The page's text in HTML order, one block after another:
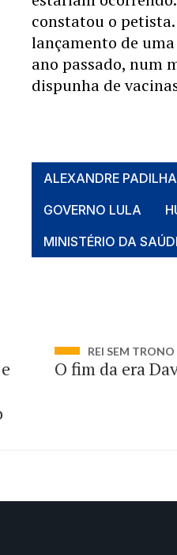
constatou o
lançamento de
ano passado, num
dispunha de
ALEXANDRE PADILHA
GOVERNO LULA
MINISTÉRIO DA
REI SEM TRONO
O fim da era